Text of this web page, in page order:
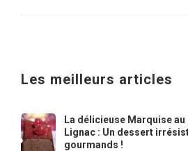
Les meilleurs articles
La délicieuse Marquise au
Lignac : Un dessert
gourmands !